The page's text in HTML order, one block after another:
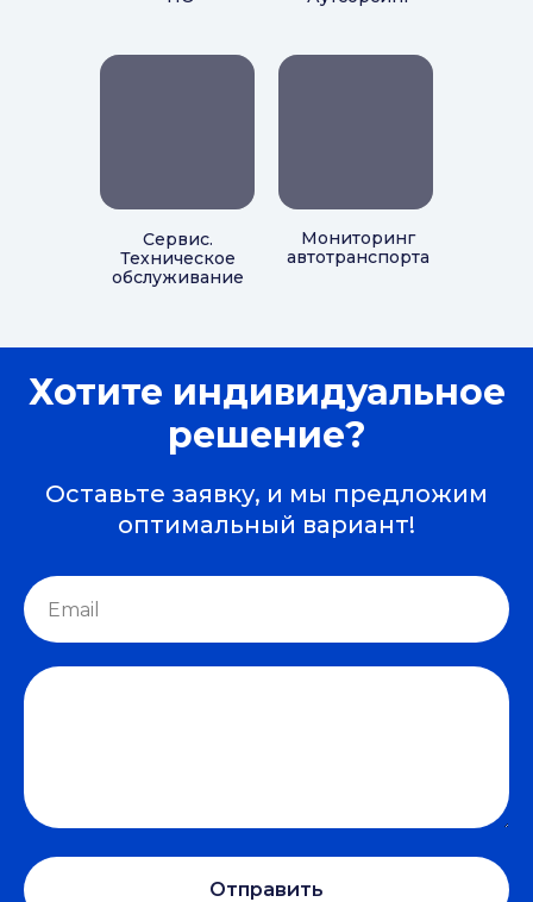
Сервис.
Техническое
обслуживание
Мониторинг
автотранспорта
Хотите индивидуальное
решение?
Оставьте заявку, и мы предложим
оптимальный вариант!
Отправить